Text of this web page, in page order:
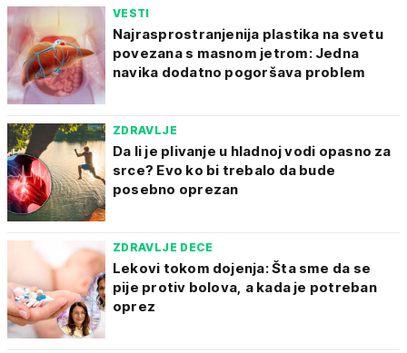
VESTI
Najrasprostranjenija plastika na svetu
povezana s masnom jetrom: Jedna
navika dodatno pogoršava problem
ZDRAVLJE
Da li je plivanje u hladnoj vodi opasno za
srce? Evo ko bi trebalo da bude
posebno oprezan
ZDRAVLJE DECE
Lekovi tokom dojenja: Šta sme da se
pije protiv bolova, a kada je potreban
oprez